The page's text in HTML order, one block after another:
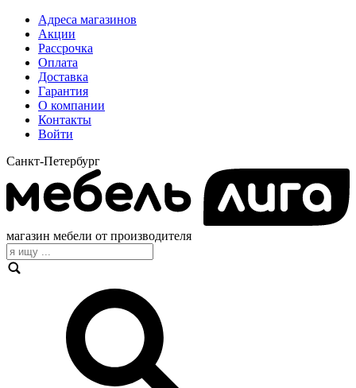
Адреса магазинов
Акции
Рассрочка
Оплата
Доставка
Гарантия
О компании
Контакты
Войти
Санкт-Петербург
магазин мебели от производителя